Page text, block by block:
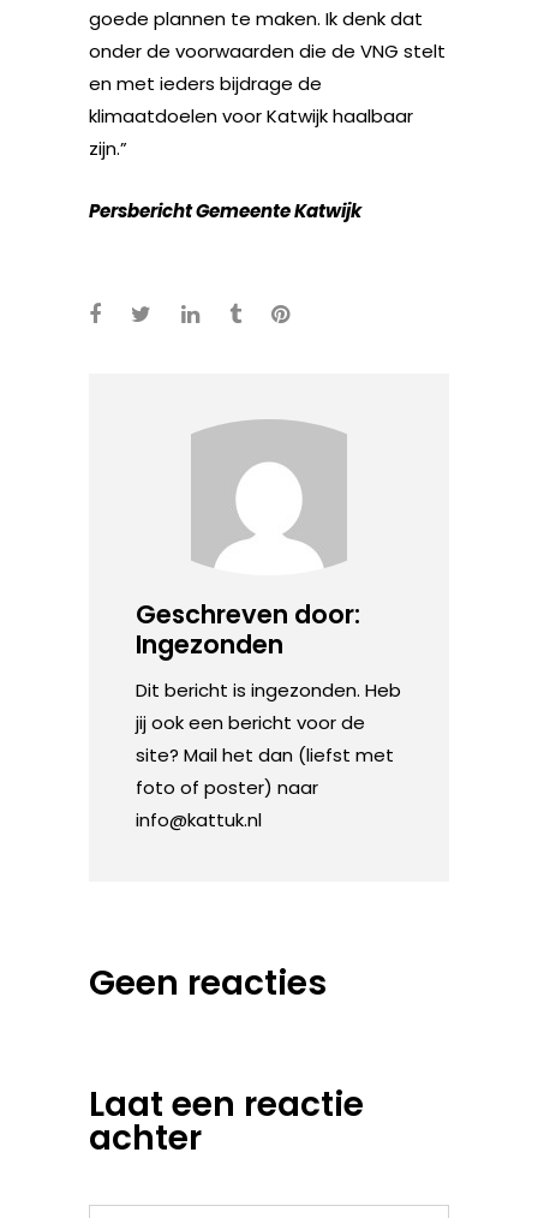
goede plannen te maken. Ik denk dat
onder de voorwaarden die de VNG stelt
en met ieders bijdrage de
klimaatdoelen voor Katwijk haalbaar
zijn.”
Persbericht Gemeente Katwijk
Geschreven door:
Ingezonden
Dit bericht is ingezonden. Heb
jij ook een bericht voor de
site? Mail het dan (liefst met
foto of poster) naar
info@kattuk.nl
Geen reacties
Laat een reactie
achter